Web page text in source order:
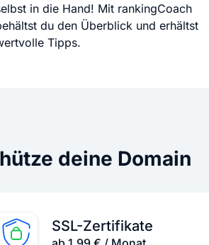
in die Hand! Mit rankingCoach
du den Überblick und erhältst
Tipps.
deine Domain
SSL-Zertifikate